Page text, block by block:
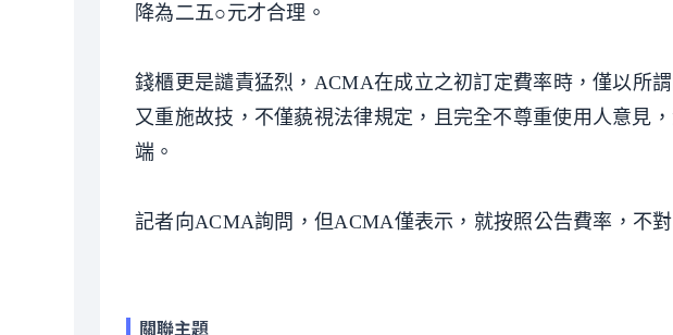
降為二五○元才合理。
錢櫃更是譴責猛烈，ACMA在成立之初訂定費率時，僅以所
又重施故技，不僅藐視法律規定，且完全不尊重使用人意見
端。
記者向ACMA詢問，但ACMA僅表示，就按照公告費率，不
關聯主題